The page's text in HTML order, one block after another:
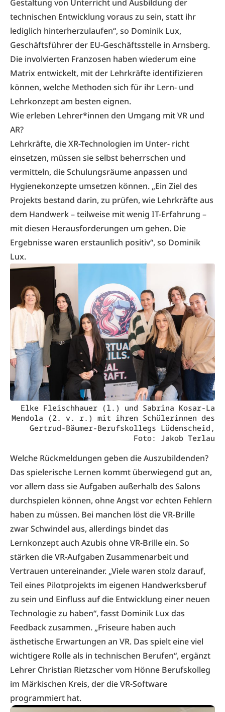
Gestaltung von Unterricht und Ausbildung der
technischen Entwicklung voraus zu sein, statt ihr
lediglich hinterherzulaufen“, so Dominik Lux,
Geschäftsführer der EU-Geschäftsstelle in Arnsberg.
Die involvierten Franzosen haben wiederum eine
Matrix entwickelt, mit der Lehrkräfte identifizieren
können, welche Methoden sich für ihr Lern- und
Lehrkonzept am besten eignen.
Wie erleben Lehrer*innen den Umgang mit VR und
AR?
Lehrkräfte, die XR-Technologien im Unter- richt
einsetzen, müssen sie selbst beherrschen und
vermitteln, die Schulungsräume anpassen und
Hygienekonzepte umsetzen können. „Ein Ziel des
Projekts bestand darin, zu prüfen, wie Lehrkräfte aus
dem Handwerk – teilweise mit wenig IT-Erfahrung –
mit diesen Herausforderungen um gehen. Die
Ergebnisse waren erstaunlich positiv“, so Dominik
Lux.
Elke Fleischhauer (l.) und Sabrina Kosar-La
Mendola (2. v. r.) mit ihren Schülerinnen des
Gertrud-Bäumer-Berufskollegs Lüdenscheid,
Foto: Jakob Terlau
Welche Rückmeldungen geben die Auszubildenden?
Das spielerische Lernen kommt überwiegend gut an,
vor allem dass sie Aufgaben außerhalb des Salons
durchspielen können, ohne Angst vor echten Fehlern
haben zu müssen. Bei manchen löst die VR-Brille
zwar Schwindel aus, allerdings bindet das
Lernkonzept auch Azubis ohne VR-Brille ein. So
stärken die VR-Aufgaben Zusammenarbeit und
Vertrauen untereinander. „Viele waren stolz darauf,
Teil eines Pilotprojekts im eigenen Handwerksberuf
zu sein und Einfluss auf die Entwicklung einer neuen
Technologie zu haben“, fasst Dominik Lux das
Feedback zusammen. „Friseure haben auch
ästhetische Erwartungen an VR. Das spielt eine viel
wichtigere Rolle als in technischen Berufen“, ergänzt
Lehrer Christian Rietzscher vom Hönne Berufskolleg
im Märkischen Kreis, der die VR-Software
programmiert hat.